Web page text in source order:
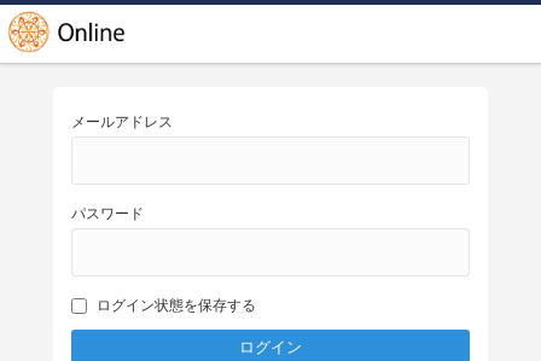
メールアドレス
パスワード
ログイン状態を保存する